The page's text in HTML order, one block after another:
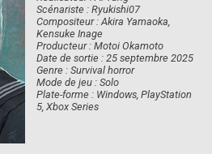
Scénariste : Ryukishi07
Compositeur : Akira Yamaoka,
Kensuke Inage
Producteur : Motoi Okamoto
Date de sortie : 25 septembre 2025
Genre : Survival horror
Mode de jeu : Solo
Plate-forme : Windows, PlayStation
5, Xbox Series